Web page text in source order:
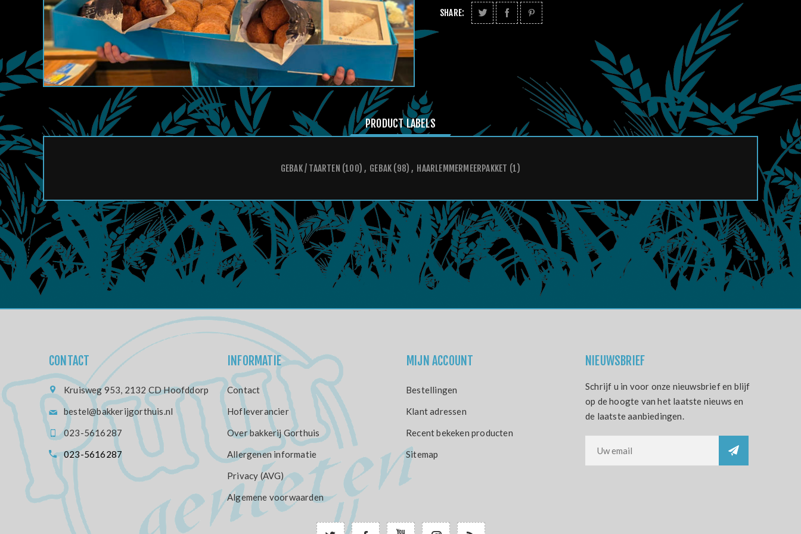
SHARE:
PRODUCT LABELS
GEBAK / TAARTEN (100) , GEBAK (98) , HAARLEMMERMEERPAKKET (1)
CONTACT
Kruisweg 953, 2132 CD Hoofddorp
bestel@bakkerijgorthuis.nl
023-5616287
023-5616287
INFORMATIE
Contact
Hofleverancier
Over bakkerij Gorthuis
Allergenen informatie
Privacy (AVG)
Algemene voorwaarden
MIJN ACCOUNT
Bestellingen
Klant adressen
Recent bekeken producten
Sitemap
NIEUWSBRIEF
Schrijf u in voor onze nieuwsbrief en blijf
op de hoogte van het laatste nieuws en
de laatste aanbiedingen.